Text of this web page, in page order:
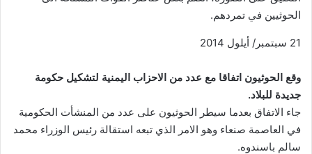
الحوثيين في تمردهم.
21 سبتمبر/ أيلول 2014
وقع الحوثيون اتفاقا مع عدد من الاحزاب اليمنية لتشكيل حكومة
جديدة للبلاد.
جاء الاتفاق بعدما سيطر الحوثيون على عدد من المنشأت الحكومية
في العاصمة صنعاء وهو الامر الذي تبعه استقالة رئيس الوزراء محمد
سالم باسندوه.